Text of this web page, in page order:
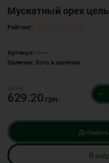
Мускатный орех
Рейтинг:
Артикул: -----
Наличие: Есть в наличии
629.20 грн.
–
B